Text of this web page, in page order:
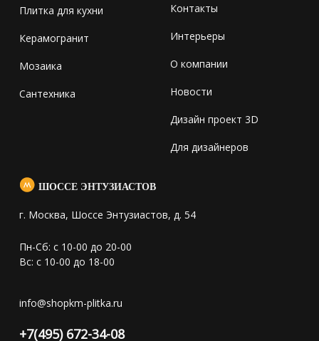
Плитка для кухни
Керамогранит
Мозаика
Сантехника
Контакты
Интерьеры
О компании
Новости
Дизайн проект 3D
Для дизайнеров
ШОССЕ ЭНТУЗИАСТОВ
г. Москва, Шоссе Энтузиастов, д. 54
Пн-Сб: с 10-00 до 20-00
Вс: с 10-00 до 18-00
info@shopkm-plitka.ru
+7(495) 672-34-08